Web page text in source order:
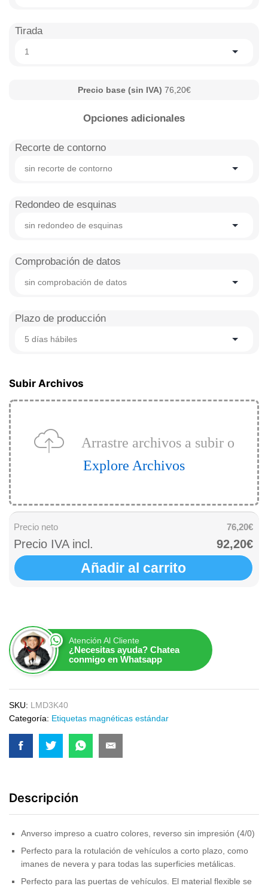
Tirada
1
Precio base (sin IVA) 76,20€
Opciones adicionales
Recorte de contorno
sin recorte de contorno
Redondeo de esquinas
sin redondeo de esquinas
Comprobación de datos
sin comprobación de datos
Plazo de producción
5 días hábiles
Subir Archivos
Arrastre archivos a subir o
Explore Archivos
Precio neto 76,20€
Precio IVA incl. 92,20€
Añadir al carrito
Atención Al Cliente
¿Necesitas ayuda? Chatea
conmigo en Whatsapp
SKU: LMD3K40
Categoría: Etiquetas magnéticas estándar
Descripción
Anverso impreso a cuatro colores, reverso sin impresión (4/0)
Perfecto para la rotulación de vehículos a corto plazo, como
imanes de nevera y para todas las superficies metálicas.
Perfecto para las puertas de vehículos. El material flexible se